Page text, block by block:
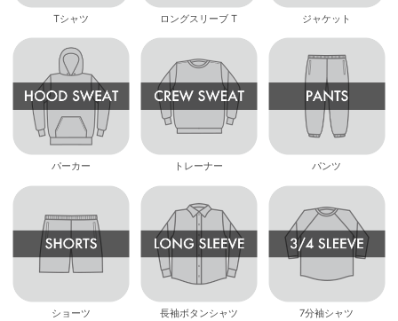
Tシャツ ロングスリーブ T ジャケット
パーカー トレーナー パンツ
ショーツ 長袖ボタンシャツ 7分袖シャツ